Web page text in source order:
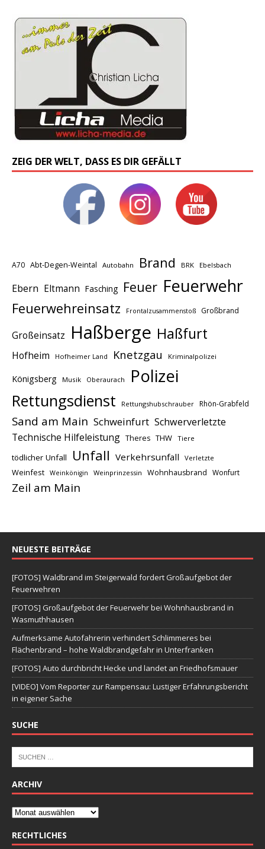
ZEIG DER WELT, DASS ES DIR GEFÄLLT
A70 Abt-Degen-Weintal Autobahn Brand BRK Ebelsbach
Ebern Eltmann Fasching Feuer Feuerwehr
Feuerwehreinsatz Frontalzusammenstoß Großbrand
Großeinsatz Haßberge Haßfurt
Hofheim Hofheimer Land Knetzgau Kriminalpolizei
Königsberg Musik Oberaurach Polizei
Rettungsdienst Rettungshubschrauber Rhön-Grabfeld
Sand am Main Schweinfurt Schwerverletzte
Technische Hilfeleistung Theres THW Tiere
tödlicher Unfall Unfall Verkehrsunfall Verletzte
Weinfest Weinkönigin Weinprinzessin Wohnhausbrand Wonfurt
Zeil am Main
NEUESTE BEITRÄGE
[FOTOS] Waldbrand im Steigerwald fordert Großaufgebot der
Feuerwehren
[FOTOS] Großaufgebot der Feuerwehr bei Wohnhausbrand in
Wasmuthhausen
Aufmerksame Autofahrerin verhindert Schlimmeres bei
Flächenbrand – hohe Waldbrandgefahr in Unterfranken
[FOTOS] Auto durchbricht Hecke und landet an Friedhofsmauer
[VIDEO] Vom Reporter zur Rampensau: Lustiger Erfahrungsbericht
in eigener Sache
SUCHE
ARCHIV
RECHTLICHES